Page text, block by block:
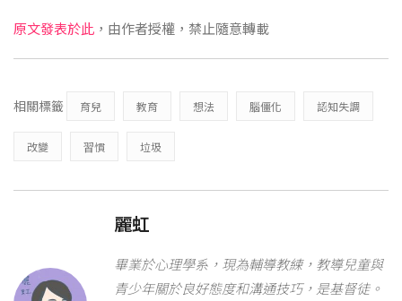
原文發表於此 ，由作者授權，禁止隨意轉載
相關標籤 育兒 教育 想法 腦僵化 認知失調
改變 習慣 垃圾
麗虹
畢業於心理學系，現為輔導教練，教導兒童與
青少年關於良好態度和溝通技巧，是基督徒。